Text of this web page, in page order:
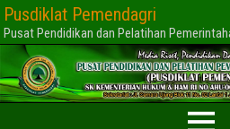
Pusdiklat Pemendagri
Pusat Pendidikan dan Pelatihan